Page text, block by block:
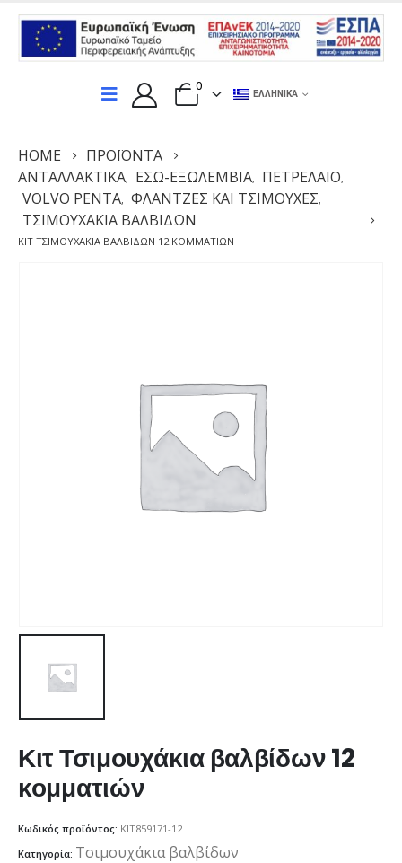
0
ΕΛΛΗΝΙΚΆ
HOME
ΠΡΟΪΌΝΤΑ
ΑΝΤΑΛΛΑΚΤΙΚΆ, ΕΣΩ-ΕΞΩΛΕΜΒΙΑ, ΠΕΤΡΈΛΑΙΟ,
VOLVO PENTA, ΦΛΆΝΤΖΕΣ ΚΑΙ ΤΣΙΜΟΎΧΕΣ,
ΤΣΙΜΟΥΧΆΚΙΑ ΒΑΛΒΊΔΩΝ
ΚΙΤ ΤΣΙΜΟΥΧΆΚΙΑ ΒΑΛΒΊΔΩΝ 12 ΚΟΜΜΑΤΙΏΝ
Κιτ Τσιμουχάκια βαλβίδων 12
κομματιών
Κωδικός προϊόντος: KIT859171-12
Κατηγορία: Τσιμουχάκια βαλβίδων